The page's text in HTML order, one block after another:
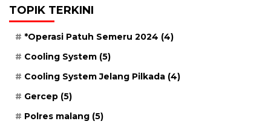
TOPIK TERKINI
*Operasi Patuh Semeru 2024 (4)
Cooling System (5)
Cooling System Jelang Pilkada (4)
Gercep (5)
Polres malang (5)